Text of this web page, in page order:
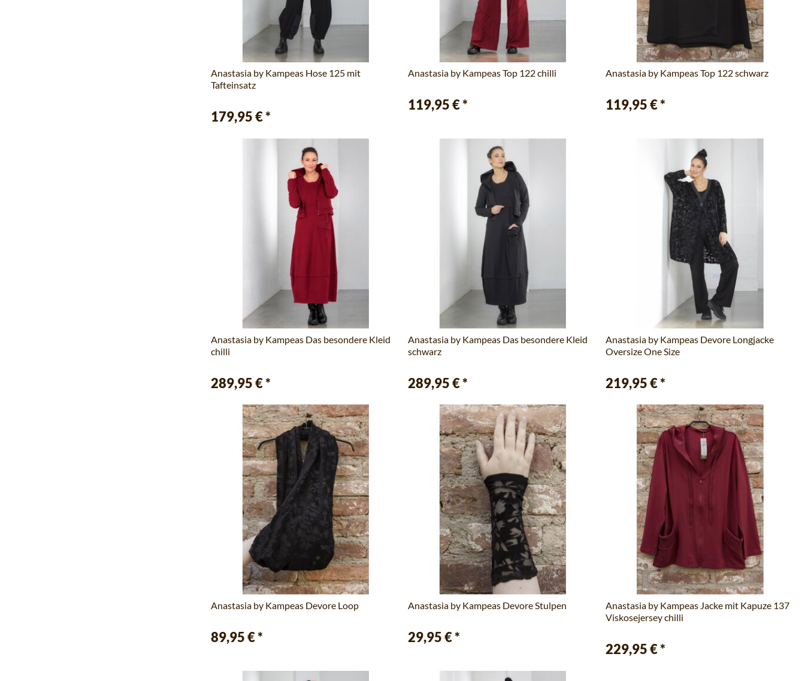
Anastasia by Kampeas Hose 125 mit
Tafteinsatz
179,95 €*
Anastasia by Kampeas Top 122 chilli
119,95 €*
Anastasia by Kampeas Top 122 schwarz
119,95 €*
Anastasia by Kampeas Das besondere Kleid
chilli
289,95 €*
Anastasia by Kampeas Das besondere Kleid
schwarz
289,95 €*
Anastasia by Kampeas Devore Longjacke
Oversize One Size
219,95 €*
Anastasia by Kampeas Devore Loop
89,95 €*
Anastasia by Kampeas Devore Stulpen
29,95 €*
Anastasia by Kampeas Jacke mit Kapuze 137
Viskosejersey chilli
229,95 €*